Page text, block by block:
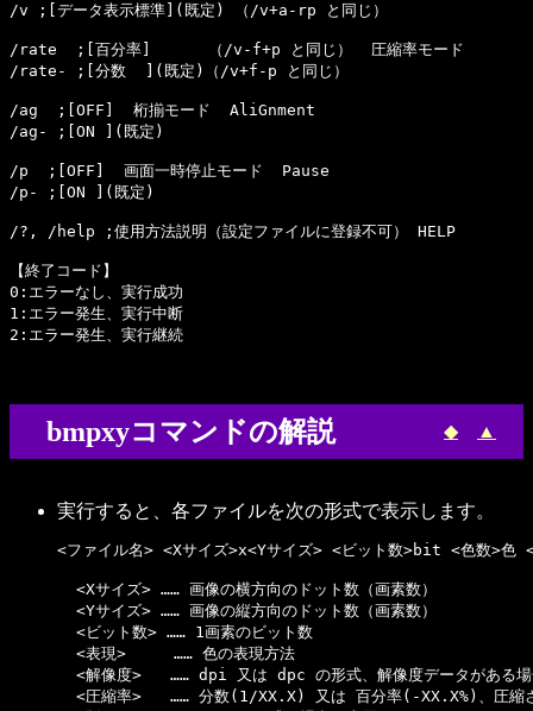
/v ;[データ表示標準](既定) （/v+a-rp と同じ）
/rate  ;[百分率]      （/v-f+p と同じ）  圧縮率モード
/rate- ;[分数  ](既定)（/v+f-p と同じ）
/ag  ;[OFF]  桁揃モード  AliGnment
/ag- ;[ON ](既定)
/p  ;[OFF]  画面一時停止モード  Pause
/p- ;[ON ](既定)
/?, /help ;使用方法説明（設定ファイルに登録不可） HELP
【終了コード】
0:エラーなし、実行成功
1:エラー発生、実行中断
bmpxyコマンドの解説 ◆ ▲
実行すると、各ファイルを次の形式で表示します。
<ファイル名> <Xサイズ>x<Yサイズ> <ビット数>bit <色数>色
  <Xサイズ> …… 画像の横方向のドット数（画素数）
  <Yサイズ> …… 画像の縦方向のドット数（画素数）
  <ビット数> …… 1画素のビット数
  <表現>     …… 色の表現方法
<解像度>   …… dpi 又は dpc の形式、解像度データがある場
<圧縮率>   …… 分数(1/XX.X) 又は 百分率(-XX.X%)、圧縮